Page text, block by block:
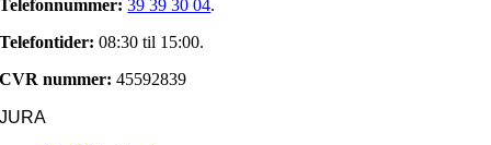
Telefonnummer: 39 39 30 04.
Telefontider: 08:30 til 15:00.
CVR nummer: 45592839
JURA